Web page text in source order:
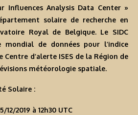
Influences Analysis Data Center »
solaire de recherche en
Royal de Belgique. Le SIDC
mondial de données pour l’indice
Centre d’alerte ISES de la Région de
météorologie spatiale.
Solaire :
12/2019 à 12h30 UTC